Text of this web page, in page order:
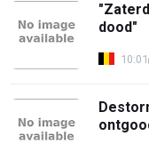
dood"
10:01